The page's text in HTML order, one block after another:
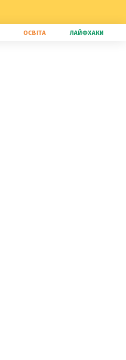
ОСВІТА ЛАЙФХАКИ